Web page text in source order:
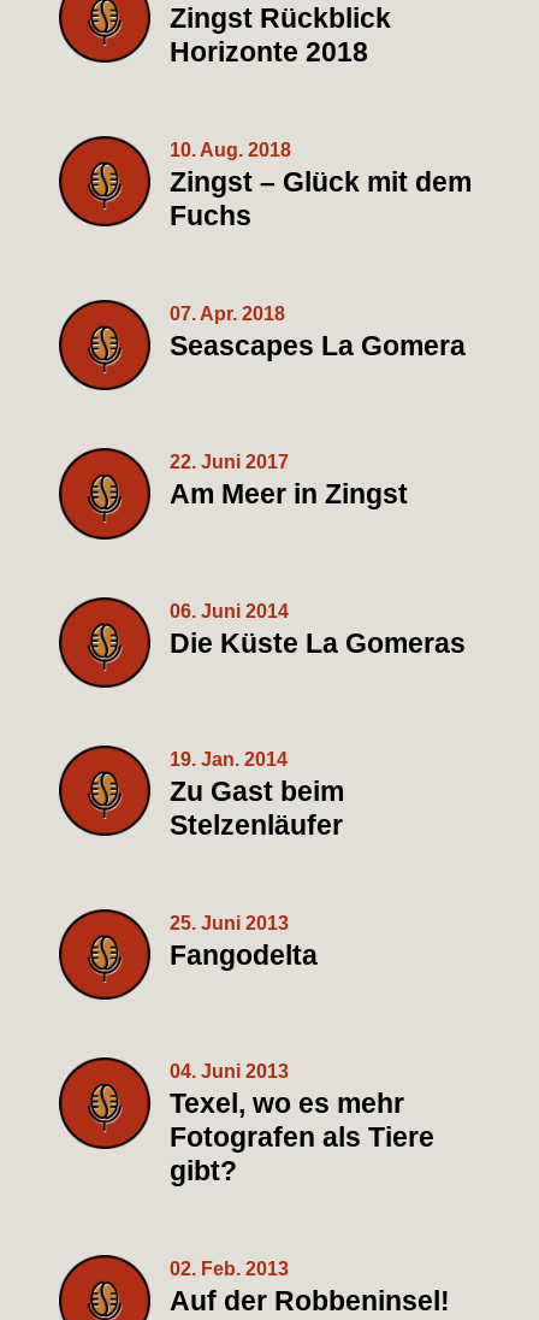
Zingst Rückblick
Horizonte 2018
10. Aug. 2018
Zingst – Glück mit dem
Fuchs
07. Apr. 2018
Seascapes La Gomera
22. Juni 2017
Am Meer in Zingst
06. Juni 2014
Die Küste La Gomeras
19. Jan. 2014
Zu Gast beim
Stelzenläufer
25. Juni 2013
Fangodelta
04. Juni 2013
Texel, wo es mehr
Fotografen als Tiere
gibt?
02. Feb. 2013
Auf der Robbeninsel!